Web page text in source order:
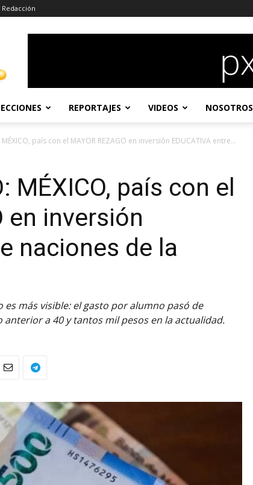
Redacción
REPORTAJES VIDEOS NOSOTROS
MÉXICO, país con el MAYOR REZAGO en inversión EDUCATIVA entre...
MÉXICO, país con el
en inversión
naciones de la
más visible: el gasto por alumno pasó de
a 40 y tantos mil pesos en la actualidad.